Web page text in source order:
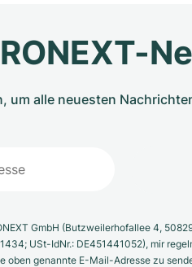
um alle neuesten
GmbH (Butzweilerhofallee 4,
USt-IdNr.: DE451441052), mir
oben genannte E-Mail-Adresse zu